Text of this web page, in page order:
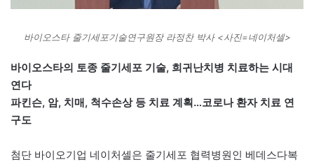
바이오스타 줄기세포기술연구원장 라정찬 박사 <사진=네이처셀>
바이오스타의 토종 줄기세포 기술, 희귀난치병 치료하는 시대
연다
파킨슨, 암, 치매, 척수손상 등 치료 계획…코로나 환자 치료 연
구도
첨단 바이오기업 네이처셀은 줄기세포 협력병원인 베데스다복